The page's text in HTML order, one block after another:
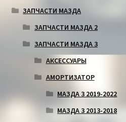
ЗАПЧАСТИ МАЗДА
ЗАПЧАСТИ МАЗДА 2
ЗАПЧАСТИ МАЗДА 3
АКСЕССУАРЫ
АМОРТИЗАТОР
МАЗДА 3 2019-2022
МАЗДА 3 2013-2018